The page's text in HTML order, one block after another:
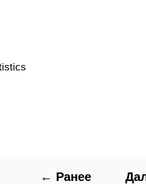
← Ранее